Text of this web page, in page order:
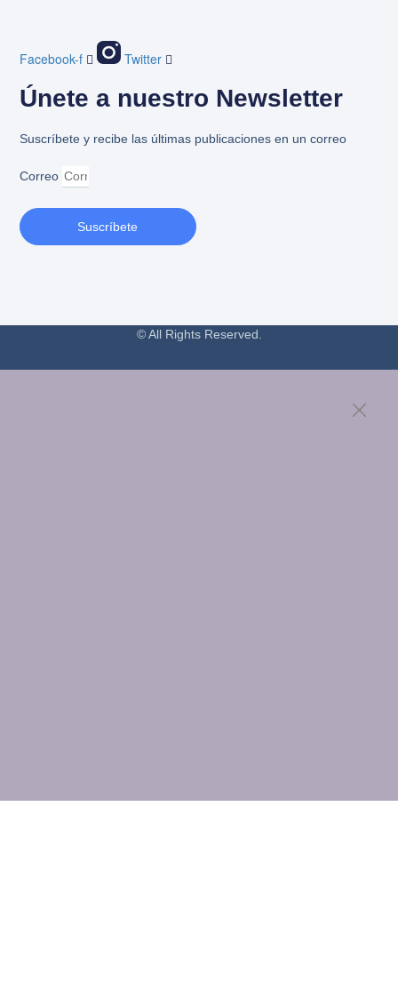
Facebook-f Twitter
Únete a nuestro Newsletter
Suscríbete y recibe las últimas publicaciones en un correo
Correo
Suscríbete
© All Rights Reserved.